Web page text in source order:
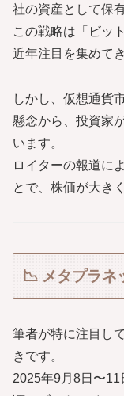
社の資産として保
この戦略は「ビッ
近年注目を集めて
しかし、仮想通貨
懸念から、投資家
います。
ロイターの報道に
とで、株価が大き
📉 メタプラネ
筆者が特に注目し
きです。
2025年9月8日〜